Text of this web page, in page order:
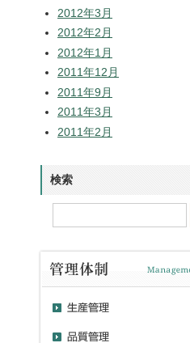
2012年3月
2012年2月
2012年1月
2011年12月
2011年9月
2011年3月
2011年2月
検索